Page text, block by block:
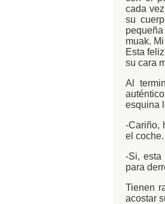
cada
su
muak.
Esta
su cara
Al
esquina
-Cariño,
el coche.
-Si, esta
para
Tienen
acostar